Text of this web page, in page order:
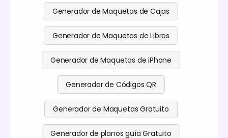
Generador de Maquetas de Cajas
Generador de Maquetas de Libros
Generador de Maquetas de iPhone
Generador de Códigos QR
Generador de Maquetas Gratuito
Generador de planos guía Gratuito